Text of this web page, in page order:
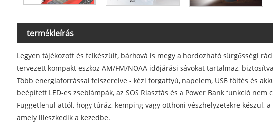
termékleírás
Legyen tájékozott és felkészült, bárhová is megy a hordozható sürgősségi
tervezett kompakt eszköz AM/FM/NOAA időjárási sávokat tartalmaz,
Több energiaforrással felszerelve - kézi forgattyú, napelem, USB töltés és
beépített LED-es zseblámpák, az SOS Riasztás és a Power Bank funkció
Függetlenül attól, hogy túráz, kemping vagy otthoni vészhelyzetekre készül,
amely illeszkedik a kezedbe.